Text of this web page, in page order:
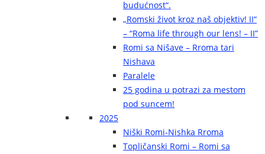
budućnost“.
„Romski život kroz naš objektiv! II“
– “Roma life through our lens! – II”
Romi sa Nišave – Rroma tari
Nishava
Paralele
25 godina u potrazi za mestom
pod suncem!
2025
Niški Romi-Nishka Rroma
Topličanski Romi – Romi sa